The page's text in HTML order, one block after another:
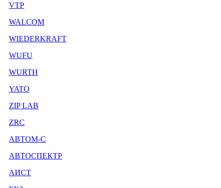
VTP
WALCOM
WIEDERKRAFT
WUFU
WURTH
YATO
ZIP LAB
ZRC
АВТОМ-С
АВТОСПЕКТР
АИСТ